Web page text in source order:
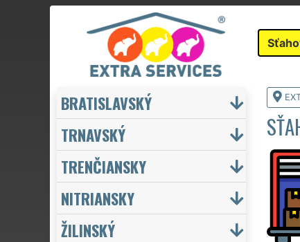
BRATISLAVSKÝ
TRNAVSKÝ
TRENČIANSKY
NITRIANSKY
ŽILINSKÝ